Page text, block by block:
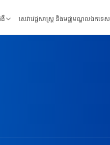
ងឺ សេវាវេជ្ជសាស្ត្រ និងមជ្ឈមណ្ឌលឯកទេស